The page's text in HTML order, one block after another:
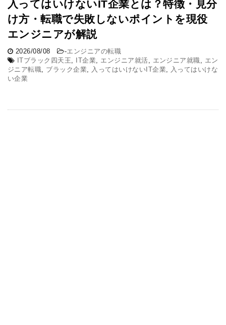
入ってはいけないIT企業とは？特徴・見分
け方・転職で失敗しないポイントを現役
エンジニアが解説
2026/08/08 -エンジニアの転職
ITブラック四天王
IT企業 エンジニア就活 エンジニア就職
エン
ジニア転職
ブラック企業 入ってはいけないIT企業
入ってはいけな
い企業